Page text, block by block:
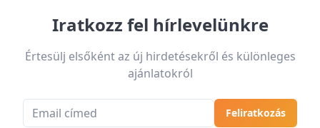
Iratkozz fel hírlevelünkre
Értesülj elsőként az új hirdetésekről és különleges
ajánlatokról
Email cím Feliratkozás